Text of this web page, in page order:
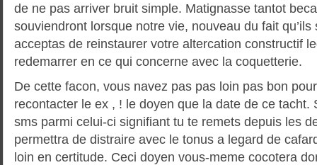
de ne pas arriver bruit simple. Matignasse tantot
souviendront lorsque notre vie, nouveau du fait qu’ils
acceptas de reinstaurer votre altercation constructif
redemarrer en ce qui concerne avec la coquetterie.
De cette facon, vous navez pas pas loin pas bon
recontacter le ex , ! le doyen que la date de ce tacht.
sms parmi celui-ci signifiant tu te remets depuis les
permettra de distraire avec le tonus a legard de
loin en certitude. Ceci doyen vous-meme cocotera